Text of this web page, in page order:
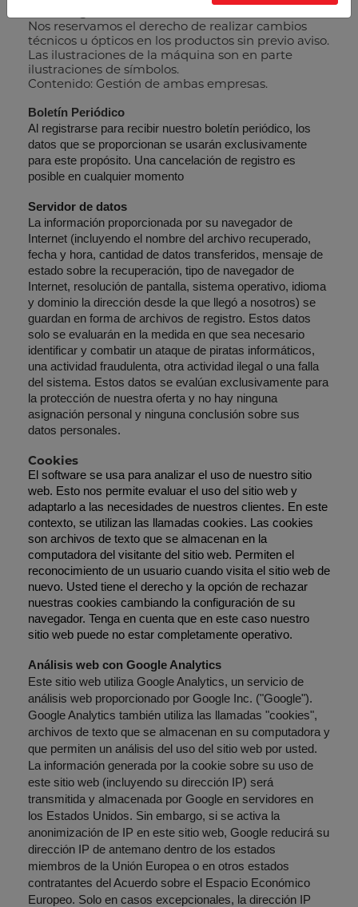
Nos reservamos el derecho de realizar cambios
técnicos u ópticos en los productos sin previo aviso.
Las ilustraciones de la máquina son en parte
ilustraciones de símbolos.
Contenido: Gestión de ambas empresas.
Boletín Periódico
Al registrarse para recibir nuestro boletín periódico, los
datos que se proporcionan se usarán exclusivamente
para este propósito. Una cancelación de registro es
posible en cualquier momento
Servidor de datos
La información proporcionada por su navegador de
Internet (incluyendo el nombre del archivo recuperado,
fecha y hora, cantidad de datos transferidos, mensaje de
estado sobre la recuperación, tipo de navegador de
Internet, resolución de pantalla, sistema operativo, idioma
y dominio la dirección desde la que llegó a nosotros) se
guardan en forma de archivos de registro. Estos datos
solo se evaluarán en la medida en que sea necesario
identificar y combatir un ataque de piratas informáticos,
una actividad fraudulenta, otra actividad ilegal o una falla
del sistema. Estos datos se evalúan exclusivamente para
la protección de nuestra oferta y no hay ninguna
asignación personal y ninguna conclusión sobre sus
datos personales.
Cookies
El software se usa para analizar el uso de nuestro sitio
web. Esto nos permite evaluar el uso del sitio web y
adaptarlo a las necesidades de nuestros clientes. En este
contexto, se utilizan las llamadas cookies. Las cookies
son archivos de texto que se almacenan en la
computadora del visitante del sitio web. Permiten el
reconocimiento de un usuario cuando visita el sitio web de
nuevo. Usted tiene el derecho y la opción de rechazar
nuestras cookies cambiando la configuración de su
navegador. Tenga en cuenta que en este caso nuestro
sitio web puede no estar completamente operativo.
Análisis web con Google Analytics
Este sitio web utiliza Google Analytics, un servicio de
análisis web proporcionado por Google Inc. ("Google").
Google Analytics también utiliza las llamadas "cookies",
archivos de texto que se almacenan en su computadora y
que permiten un análisis del uso del sitio web por usted.
La información generada por la cookie sobre su uso de
este sitio web (incluyendo su dirección IP) será
transmitida y almacenada por Google en servidores en
los Estados Unidos. Sin embargo, si se activa la
anonimización de IP en este sitio web, Google reducirá su
dirección IP de antemano dentro de los estados
miembros de la Unión Europea o en otros estados
contratantes del Acuerdo sobre el Espacio Económico
Europeo. Solo en casos excepcionales, la dirección IP